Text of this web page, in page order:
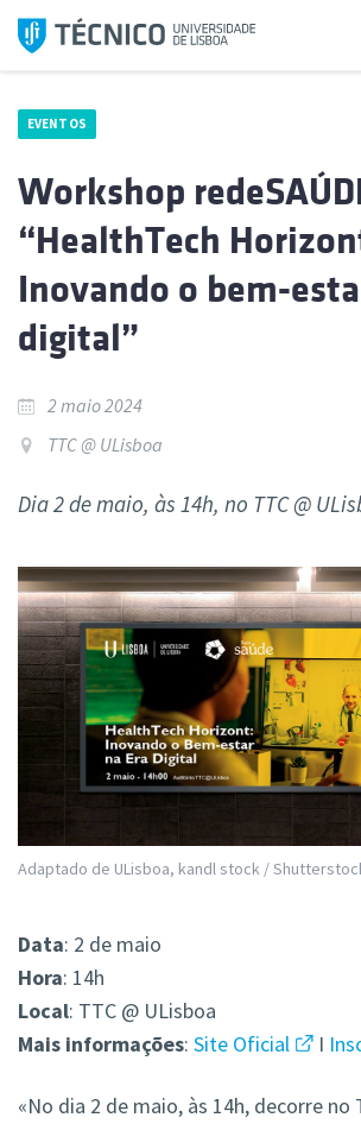
Saltar
para
EVENTOS
Workshop
“HealthTech
Inovando o bem-
digital”
2 maio 2024
TTC @ ULisboa
Dia 2 de maio, às 14h, no TTC @
Adaptado de ULisboa, kandl stock /
Data: 2 de maio
Hora: 14h
Local: TTC @ ULisboa
Mais informações: Site Oficial I
«No dia 2 de maio, às 14h, decorre no